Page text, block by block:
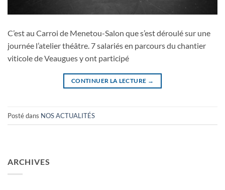
C’est au Carroi de Menetou-Salon que s’est déroulé sur une
journée l’atelier théâtre. 7 salariés en parcours du chantier
viticole de Veaugues y ont participé
CONTINUER LA LECTURE →
Posté dans NOS ACTUALITÉS
ARCHIVES